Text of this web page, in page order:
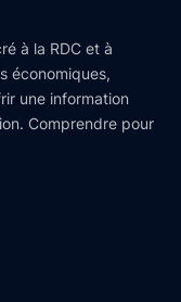
à la RDC et à
économiques,
une information
Comprendre pour